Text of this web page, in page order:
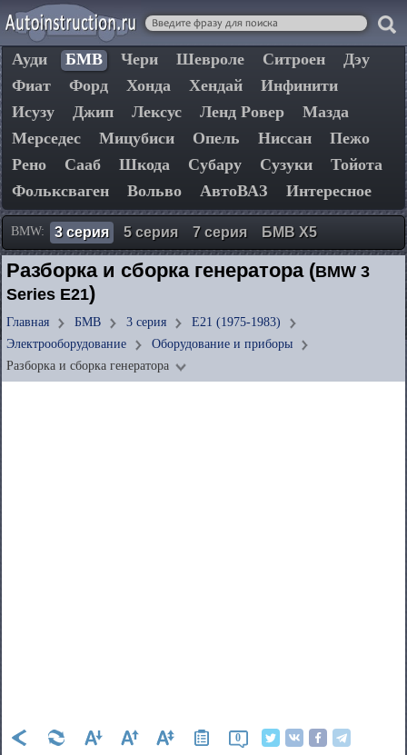
Ауди БМВ Чери Шевроле Ситроен
Дэу
Фиат
Форд Хонда Хендай
Инфинити
Исузу
Джип Лексус Ленд Ровер
Мазда
Мерседес
Мицубиси Опель Ниссан
Пежо
Рено
Сааб Шкода Субару Сузуки
Тойота
Фольксваген
Вольво АвтоВАЗ Интересное
BMW: 3 серия 5 серия 7 серия БМВ Х5
Разборка и сборка генератора (BMW 3
Series E21)
Главная БМВ 3 серия
E21 (1975-1983)
Электрооборудование
Оборудование и приборы
Разборка и сборка генератора
0